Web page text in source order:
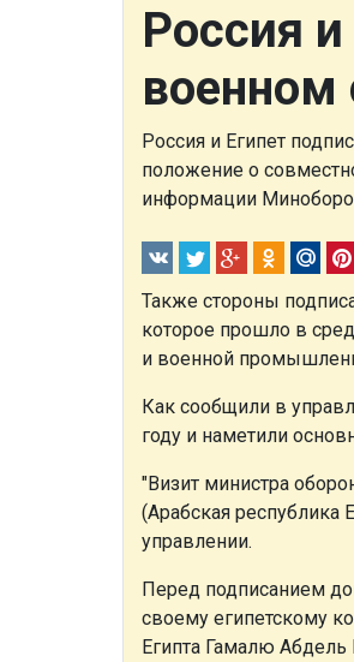
Россия
военном
Россия и Египет
положение о
информации
Также стороны
которое прошло в
и военной
Как сообщили в
году и наметили
"Визит министра
(Арабская республика
управлении.
Перед подписанием
своему египетскому
Египта Гамалю